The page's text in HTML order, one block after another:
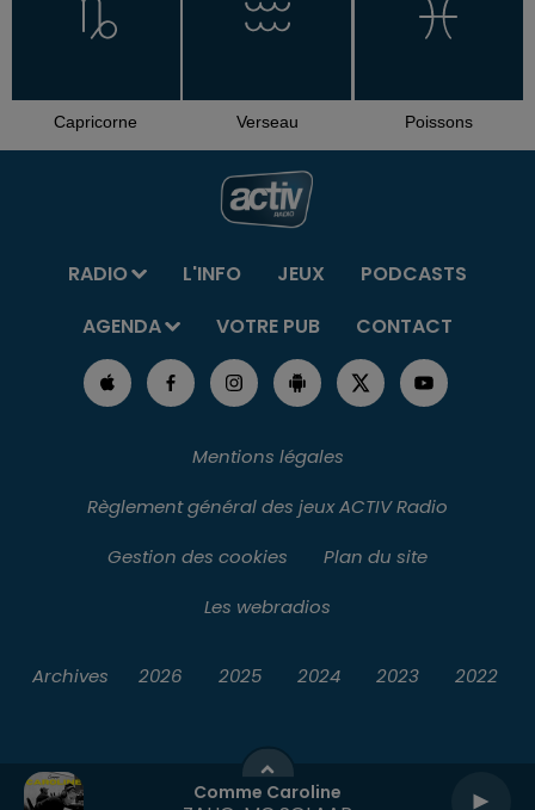
Comme Caroline
Capricorne Verseau Poissons
RADIO L'INFO JEUX
PODCASTS
AGENDA
VOTRE PUB CONTACT
Mentions légales
Règlement général des jeux ACTIV Radio
Gestion des cookies
Plan du site
Les webradios
Archives 2026 2025 2024 2023 2022